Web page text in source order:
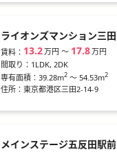
ライオンズマンション三田
賃料： 13.2万円〜 17.8万円
間取り： 1LDK, 2DK
専有面積：39.28m2 ～ 54.53m2
住所：東京都港区三田2-14-9
メインステージ五反田駅前